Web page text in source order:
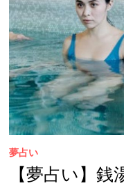
夢占い
【夢占い】銭